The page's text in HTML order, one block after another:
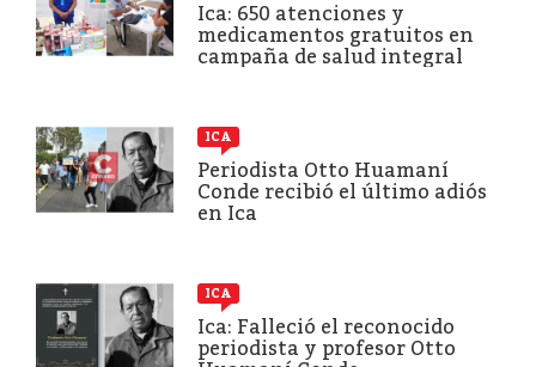
Ica: 650 atenciones y
medicamentos gratuitos en
campaña de salud integral
ICA
Periodista Otto Huamaní
Conde recibió el último adiós
en Ica
ICA
Ica: Falleció el reconocido
periodista y profesor Otto